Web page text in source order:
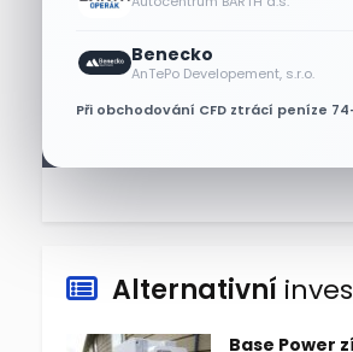
Benecko
AnTePo Developement, s.r.o.
Při obchodování CFD ztrácí peníze
Tesla míří na
reagují
Alternativní
Base Power